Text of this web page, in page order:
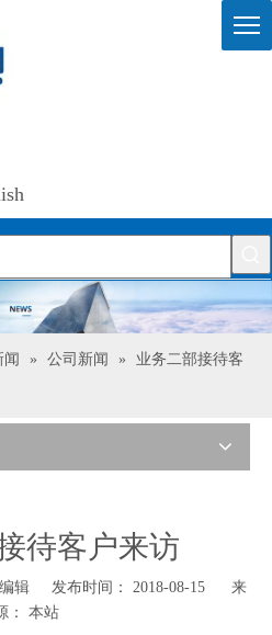
闻 » 公司新闻 »
业务二部接待客
待客户来访
辑 发布时间： 2018-08-15 来
： 本站